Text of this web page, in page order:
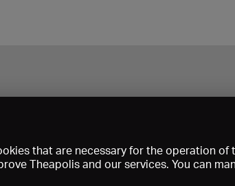
that are necessary for the operation
Theapolis and our services. You can